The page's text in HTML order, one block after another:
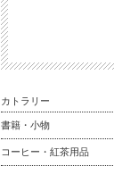
カトラリー
書籍・小物
コーヒー・紅茶用品